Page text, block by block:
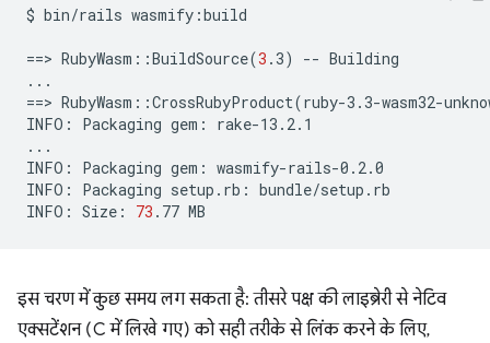
$ bin/rails wasmify:build
==> RubyWasm::BuildSource(3 .3) -- Building
==> RubyWasm::CrossRubyProduct(ruby-3.3-wasm32-
INFO:
Packaging gem:
rake-13.2.1
...
INFO:
Packaging gem: wasmify-rails-0.2.0
INFO:
Packaging setup.rb: bundle/setup.rb
INFO: Size: 73 .77
इस चरण में कुछ समय लग सकता है: तीसरे पक्ष की लाइब्रेरी से नेटिव
एक्सटेंशन (C में लिखे गए) को सही तरीके से लिंक करने के लिए,